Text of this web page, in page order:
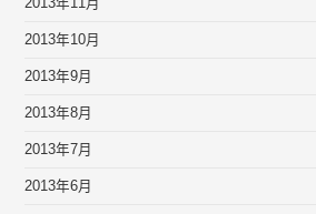
2013年11月
2013年10月
2013年9月
2013年8月
2013年7月
2013年6月